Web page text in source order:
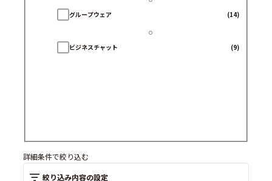
グループウェア (14)
ビジネスチャット (9)
詳細条件で絞り込む
絞り込み内容の設定